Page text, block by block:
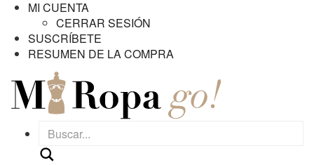
MI CUENTA
CERRAR SESIÓN
SUSCRÍBETE
RESUMEN DE LA COMPRA